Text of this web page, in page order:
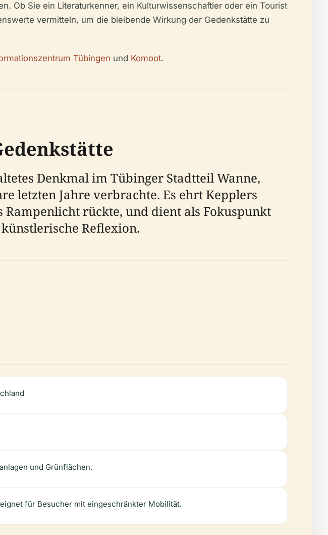
Ob Sie ein Literaturkenner, ein Kulturwissenschaftler oder ein Tourist
vermitteln, um die bleibende Wirkung der Gedenkstätte zu
Tübingen und Komoot.
Denkmal im Tübinger Stadtteil Wanne,
letzten Jahre verbrachte. Es ehrt Kepplers
rückte, und dient als Fokuspunkt
Reflexion.
und Grünflächen.
für Besucher mit eingeschränkter Mobilität.